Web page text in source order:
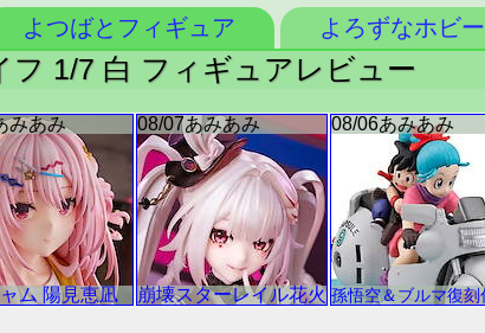
よつばとフィギュア よろずなホビー
1/7 白 フィギュアレビュー